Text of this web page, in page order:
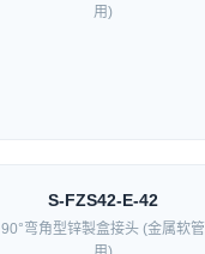
用)
S-FZS42-E-42
90°弯角型锌製盒接头 (金属软管